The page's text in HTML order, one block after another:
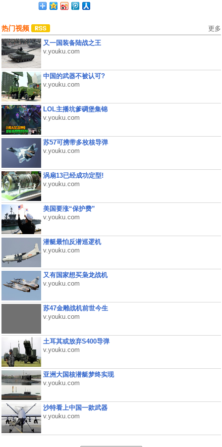
热门视频 更多
又一国装备陆战之王
v.youku.com
中国的武器不被认可?
v.youku.com
LOL主播坑爹碉堡集锦
v.youku.com
苏57可携带多枚核导弹
v.youku.com
涡扇13已经成功定型!
v.youku.com
美国要涨“保护费”
v.youku.com
潜艇最怕反潜巡逻机
v.youku.com
又有国家想买枭龙战机
v.youku.com
苏47金雕战机前世今生
v.youku.com
土耳其或放弃S400导弹
v.youku.com
亚洲大国核潜艇梦终实现
v.youku.com
沙特看上中国一款武器
v.youku.com